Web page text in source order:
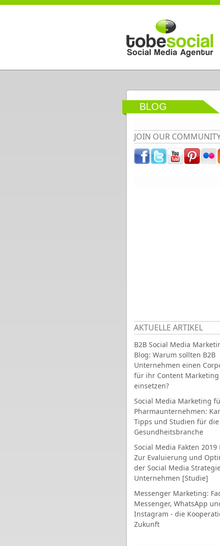
Direkt zum Inhalt
BLOG
JOIN OUR
AKTUELLE ARTIKEL
B2B Social Media
Blog: Warum sollten B2B
Unternehmen einen
für ihr Content Marketing
einsetzen?
Social Media Marketing
Pharmaunternehmen:
Tipps und Studien für die
Gesundheitsbranche
Social Media Fakten 2019
Zur Evaluierung und
der Social Media
Unternehmen [Studie]
Messenger Marketing:
Messenger, WhatsApp
Instagram - die
Zukunft